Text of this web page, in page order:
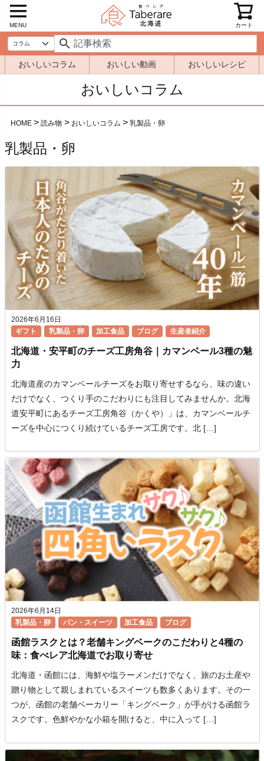
MENU カート
おいしいコラム おいしい動画 おいしいレシピ
おいしいコラム
HOME 読み物 おいしいコラム 乳製品・卵
乳製品・卵
2026年6月16日
ギフト
乳製品・卵 加工食品 ブログ 生産者紹介
北海道・安平町のチーズ工房角谷｜カマンベール3種の魅
力
北海道産のカマンベールチーズをお取り寄せするなら、味の違い
だけでなく、つくり手のこだわりにも注目してみませんか。北海
道安平町にあるチーズ工房角谷（かくや）」は、カマンベールチ
ーズを中心につくり続けているチーズ工房です。北 […]
2026年6月14日
乳製品・卵
パン・スイーツ 加工食品 ブログ
函館ラスクとは？老舗キングベークのこだわりと4種の
味：食べレア北海道でお取り寄せ
北海道・函館には、海鮮や塩ラーメンだけでなく、旅のお土産や
贈り物として親しまれているスイーツも数多くあります。その一
つが、函館の老舗ベーカリー「キングベーク」が手がける函館ラ
スクです。色鮮やかな小箱を開けると、中に入って […]